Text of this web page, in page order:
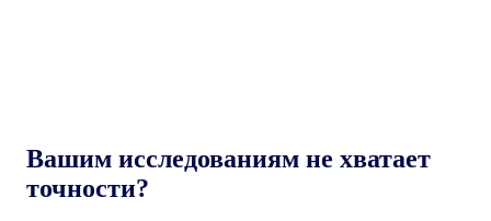
Вашим исследованиям не хватает
точности?